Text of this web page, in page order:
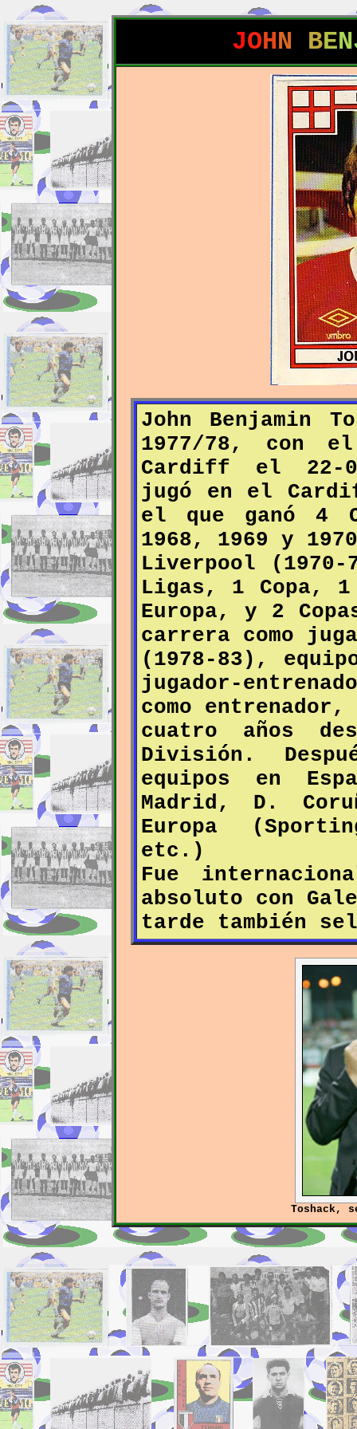
JOHN BEN
John Benjamin
1977/78, con
Cardiff el 22-
jugó en el
el que ganó 4
1968, 1969 y
Liverpool
Ligas, 1 Copa, 1
Europa, y 2
carrera como
(1978-83),
jugador-
como
cuatro años
División.
equipos en
Madrid, D.
Europa
etc.)
Fue
absoluto con
tarde también
Toshack,